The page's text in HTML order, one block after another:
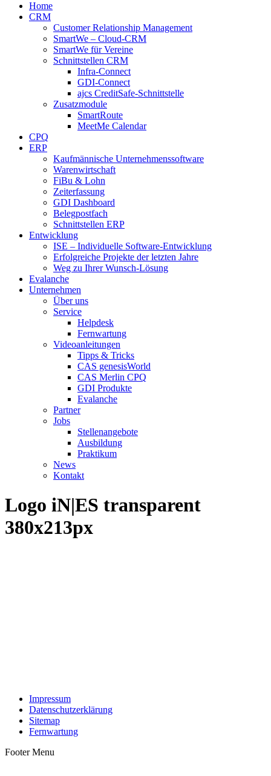
Home
CRM
Customer Relationship Management
SmartWe – Cloud-CRM
SmartWe für Vereine
Schnittstellen CRM
Infra-Connect
GDI-Connect
ajcs CreditSafe-Schnittstelle
Zusatzmodule
SmartRoute
MeetMe Calendar
CPQ
ERP
Kaufmännische Unternehmenssoftware
Warenwirtschaft
FiBu & Lohn
Zeiterfassung
GDI Dashboard
Belegpostfach
Schnittstellen ERP
Entwicklung
ISE – Individuelle Software-Entwicklung
Erfolgreiche Projekte der letzten Jahre
Weg zu Ihrer Wunsch-Lösung
Evalanche
Unternehmen
Über uns
Service
Helpdesk
Fernwartung
Videoanleitungen
Tipps & Tricks
CAS genesisWorld
CAS Merlin CPQ
GDI Produkte
Evalanche
Partner
Jobs
Stellenangebote
Ausbildung
Praktikum
News
Kontakt
Logo iN|ES transparent
380x213px
Impressum
Datenschutzerklärung
Sitemap
Fernwartung
Footer Menu